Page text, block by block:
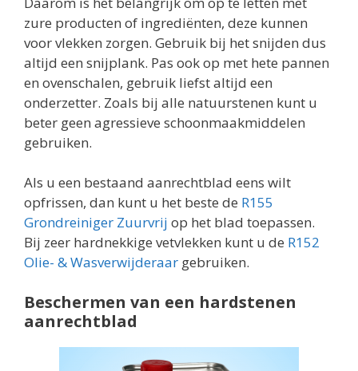
zure producten of ingrediënten, deze kunnen
voor vlekken zorgen. Gebruik bij het snijden dus
altijd een snijplank. Pas ook op met hete pannen
en ovenschalen, gebruik liefst altijd een
onderzetter. Zoals bij alle natuurstenen kunt u
beter geen agressieve schoonmaakmiddelen
gebruiken.
Als u een bestaand aanrechtblad eens wilt
opfrissen, dan kunt u het beste de R155
Grondreiniger Zuurvrij op het blad toepassen.
Bij zeer hardnekkige vetvlekken kunt u de R152
Olie- & Wasverwijderaar gebruiken.
Beschermen van een hardstenen
aanrechtblad